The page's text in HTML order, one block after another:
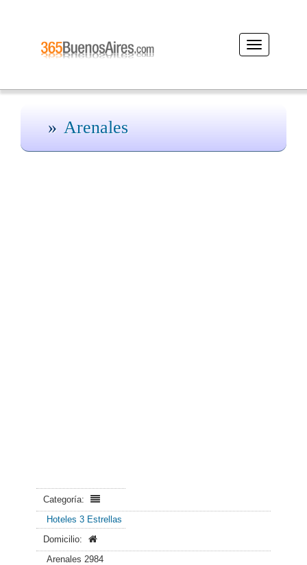
Desplegar
navegación
Arenales
Categoría:
Hoteles 3 Estrellas
Domicilio:
Arenales 2984